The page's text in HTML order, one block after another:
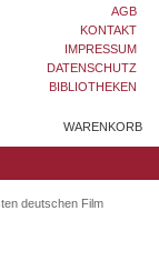
AGB
KONTAKT
IMPRESSUM
DATENSCHUTZ
BIBLIOTHEKEN
WARENKORB
deutschen Film